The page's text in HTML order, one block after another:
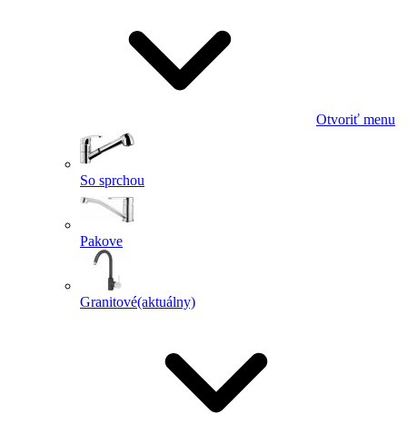
Otvoriť menu
So sprchou
Pakove
Granitové(aktuálny)